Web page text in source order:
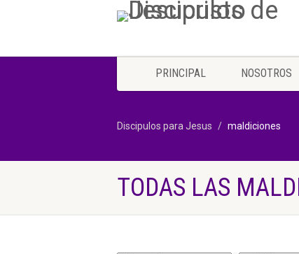
PRINCIPAL NOSOTROS
Discipulos para Jesus maldiciones
TODAS LAS